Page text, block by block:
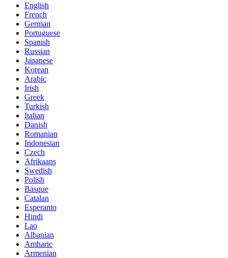
English
French
German
Portuguese
Spanish
Russian
Japanese
Korean
Arabic
Irish
Greek
Turkish
Italian
Danish
Romanian
Indonesian
Czech
Afrikaans
Swedish
Polish
Basque
Catalan
Esperanto
Hindi
Lao
Albanian
Amharic
Armenian